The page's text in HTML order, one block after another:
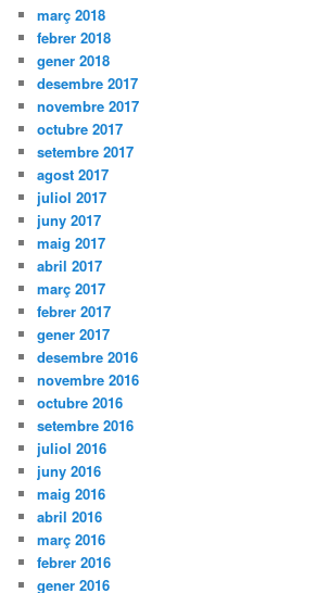
març 2018
febrer 2018
gener 2018
desembre 2017
novembre 2017
octubre 2017
setembre 2017
agost 2017
juliol 2017
juny 2017
maig 2017
abril 2017
març 2017
febrer 2017
gener 2017
desembre 2016
novembre 2016
octubre 2016
setembre 2016
juliol 2016
juny 2016
maig 2016
abril 2016
març 2016
febrer 2016
gener 2016